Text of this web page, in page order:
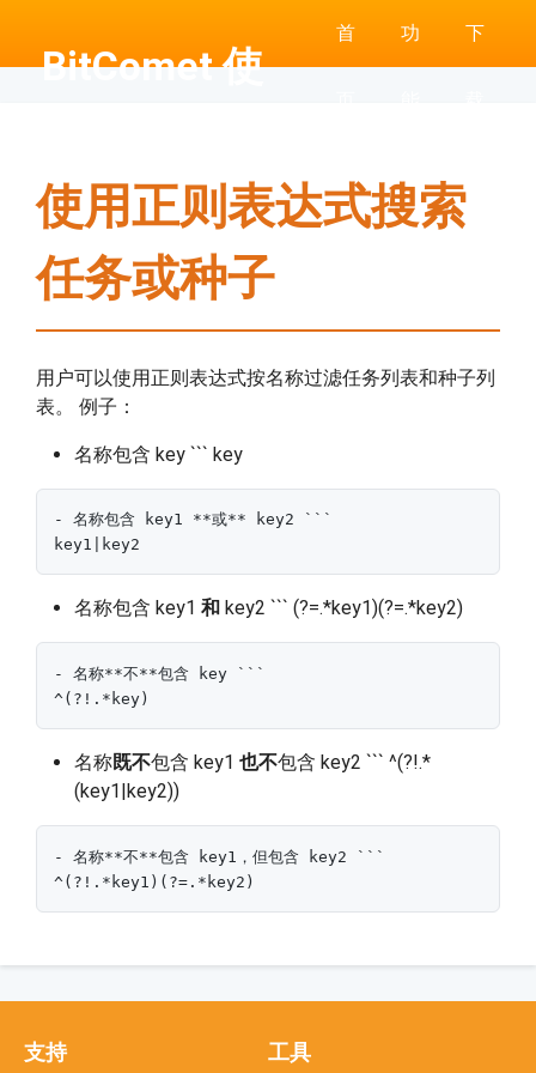
BitComet 使
首 功 下
使用正则表达式搜索
任务或种子
用户可以使用正则表达式按名称过滤任务列表和种子列
表。 例子：
名称包含 key ``` key
- 名称包含 key1 **或** key2 ```
key1|key2
名称包含 key1 和 key2 ``` (?=.*key1)(?=.*key2)
- 名称**不**包含 key ```
^(?!.*key)
名称既不包含 key1 也不包含 key2 ``` ^(?!.*
(key1|key2))
- 名称**不**包含 key1，但包含 key2 ```
^(?!.*key1)(?=.*key2)
支持 工具